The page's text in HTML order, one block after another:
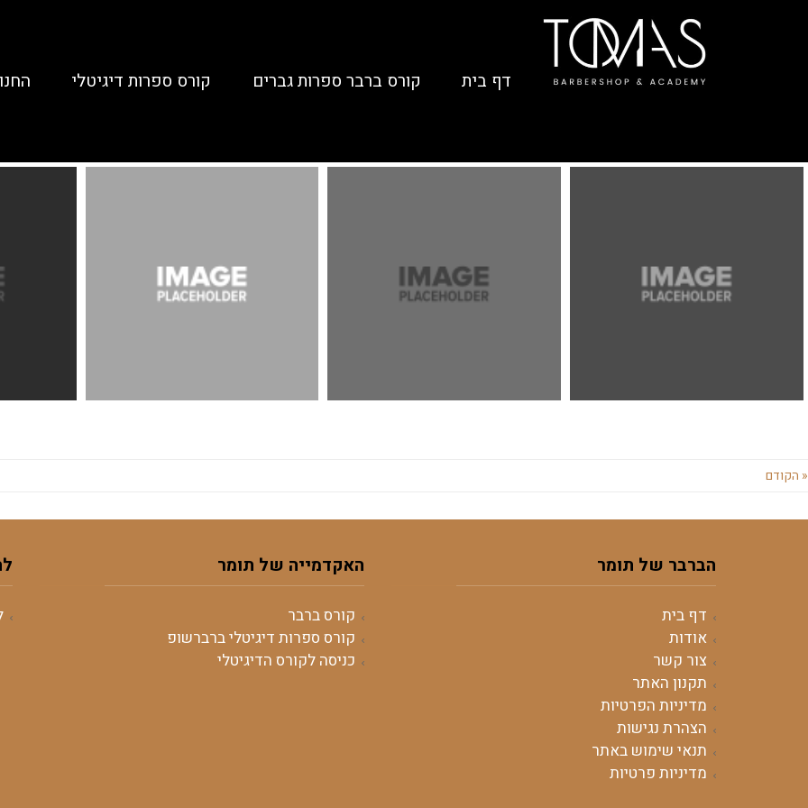
דף בית קורס ברבר ספרות גברים קורס ספרות דיגיטלי
« הקודם
הברבר של תומר
דף בית
אודות
צור קשר
תקנון האתר
מדיניות הפרטיות
הצהרת נגישות
תנאי שימוש באתר
מדיניות פרטיות
האקדמייה של תומר
קורס ברבר
קורס ספרות דיגיטלי ברברשופ
כניסה לקורס הדיגיטלי